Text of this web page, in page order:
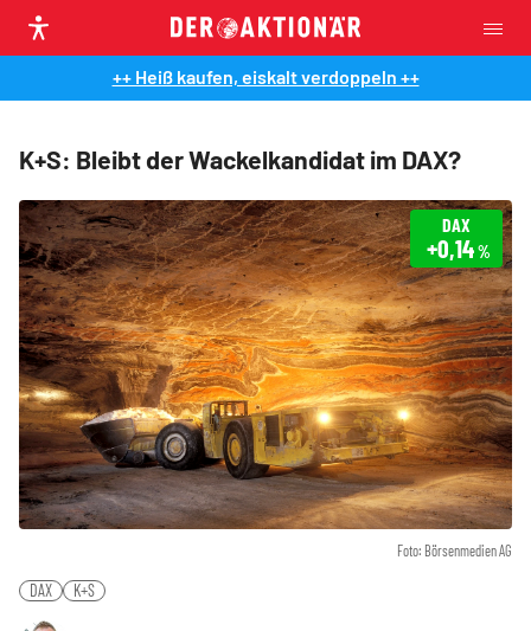
++ Heiß kaufen, eiskalt verdoppeln ++
K+S: Bleibt der Wackelkandidat im DAX?
Foto: Börsenmedien AG
DAX
+0,14%
DAX K+S